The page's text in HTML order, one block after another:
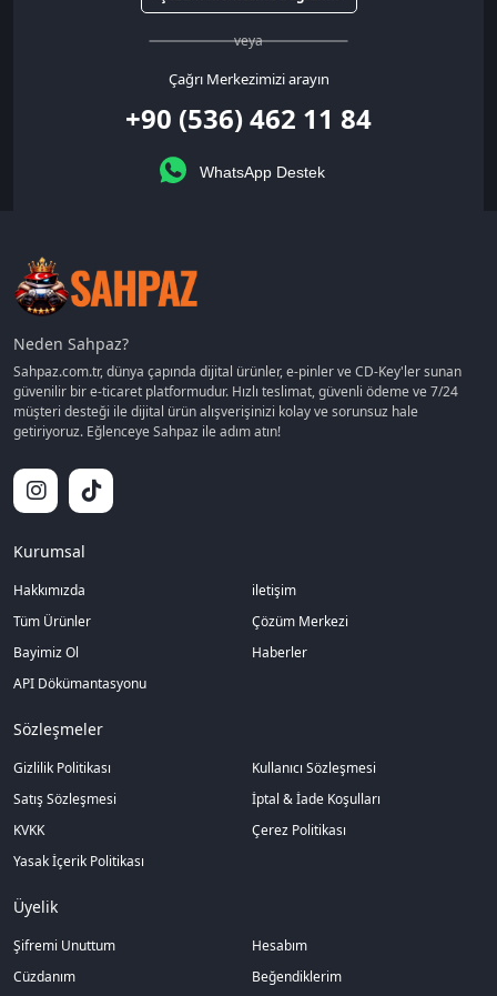
veya
Çağrı Merkezimizi arayın
+90 (536) 462 11 84
WhatsApp Destek
Neden Sahpaz?
Sahpaz.com.tr, dünya çapında dijital ürünler, e-pinler ve CD-Key'ler sunan
güvenilir bir e-ticaret platformudur. Hızlı teslimat, güvenli ödeme ve 7/24
müşteri desteği ile dijital ürün alışverişinizi kolay ve sorunsuz hale
getiriyoruz. Eğlenceye Sahpaz ile adım atın!
Kurumsal
Hakkımızda
iletişim
Tüm Ürünler
Çözüm Merkezi
Bayimiz Ol
Haberler
API Dökümantasyonu
Sözleşmeler
Gizlilik Politikası
Kullanıcı Sözleşmesi
Satış Sözleşmesi
İptal & İade Koşulları
KVKK
Çerez Politikası
Yasak İçerik Politikası
Üyelik
Şifremi Unuttum
Hesabım
Cüzdanım
Beğendiklerim